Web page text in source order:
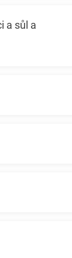
a sůl a